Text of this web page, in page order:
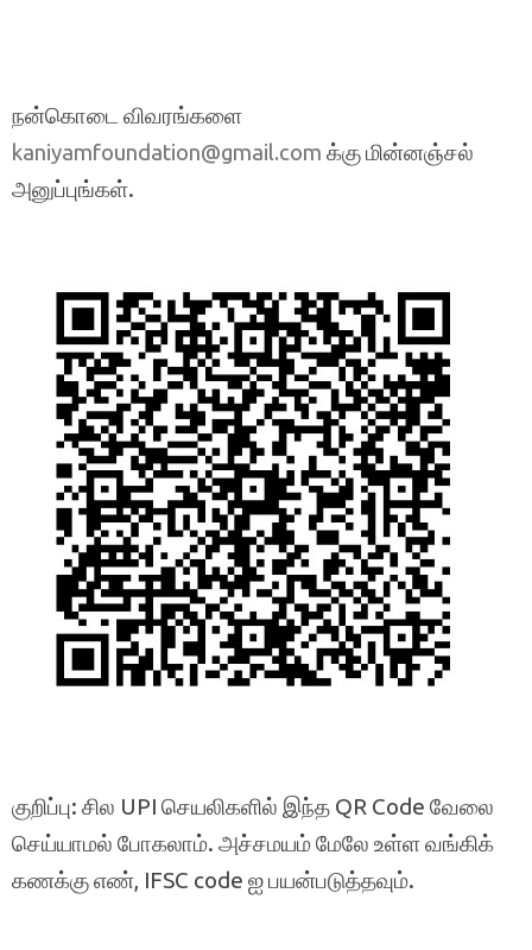
நன்கொடை விவரங்களை
kaniyamfoundation@gmail.com க்கு மின்னஞ்சல்
அனுப்புங்கள்.
குறிப்பு: சில UPI செயலிகளில் இந்த QR Code வேலை
செய்யாமல் போகலாம். அச்சமயம் மேலே உள்ள வங்கிக்
கணக்கு எண், IFSC code ஐ பயன்படுத்தவும்.